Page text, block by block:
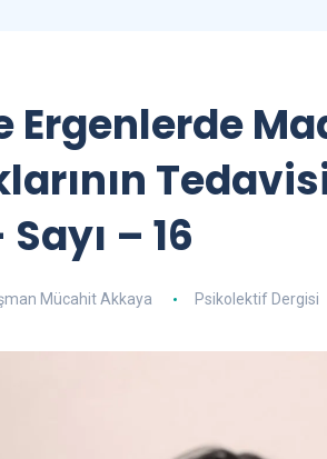
Ergenlerde
– 16
Mücahit Akkaya Psikolektif Dergisi